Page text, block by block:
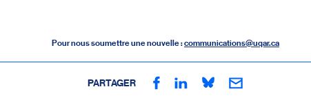
Pour nous soumettre une nouvelle :communications@uqar.ca
PARTAGER